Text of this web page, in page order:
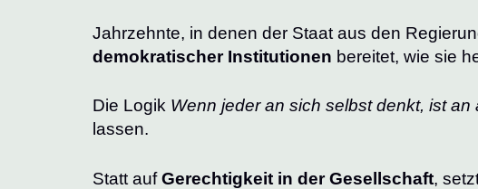
Jahrzehnte, in denen der Staat aus den
demokratischer Institutionen bereitet, wie sie
Die Logik Wenn jeder an sich selbst denkt, ist an
lassen.
Statt aufGerechtigkeit in der Gesellschaft,